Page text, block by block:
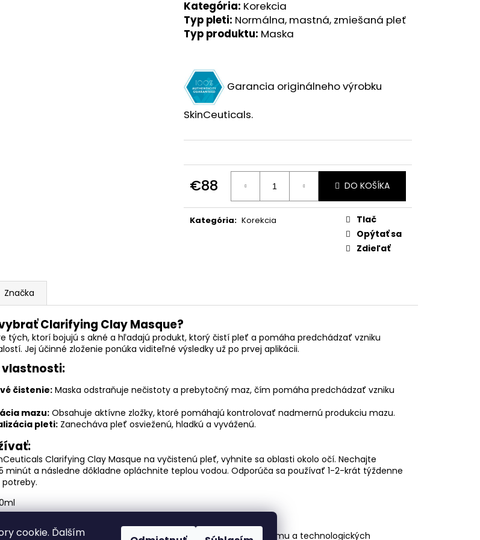
cookie. Ďalším
Kategória: Korekcia
Typ pleti: Normálna, mastná, zmiešaná pleť
Typ produktu: Maska
Garancia originálneho výrobku
SkinCeuticals.
€88
Jednotková
cena:
DO KOŠÍKA
Kategória: Korekcia
Tlač
Opýtať sa
Zdieľať
Značka
Clarifying Clay Masque?
tých, ktorí bojujú s akné a hľadajú produkt, ktorý čistí pleť a pomáha predchádzať vzniku
Jej účinné zloženie ponúka viditeľné výsledky už po prvej aplikácii.
čistenie: Maska odstraňuje nečistoty a prebytočný maz, čím pomáha predchádzať vzniku
mazu: Obsahuje aktívne zložky, ktoré pomáhajú kontrolovať nadmernú produkciu mazu.
pleti: Zanecháva pleť osvieženú, hladkú a vyváženú.
Clarifying Clay Masque na vyčistenú pleť, vyhnite sa oblasti okolo očí. Nechajte
minút a následne dôkladne opláchnite teplou vodou. Odporúča sa používať 1-2-krát týždenne
Clarifying Clay Masque je vyvinutá na základe vedeckého výskumu a technologických